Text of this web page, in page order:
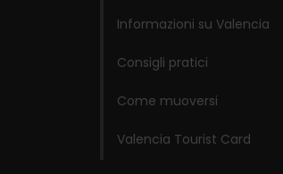
Informazioni su Valencia
Consigli pratici
Come muoversi
Valencia Tourist Card